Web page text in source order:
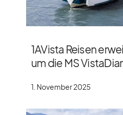
1AVista Reisen
um die MS
1. November 2025